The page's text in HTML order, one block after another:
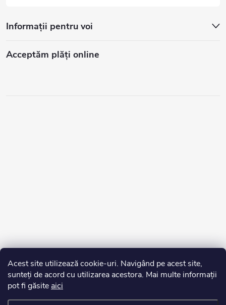
Acest site utilizează cookie-uri. Navigând pe acest site,
sunteți de acord cu utilizarea acestora. Mai multe informații
pot fi găsite aici
Informații pentru voi
Acceptăm plăţi online